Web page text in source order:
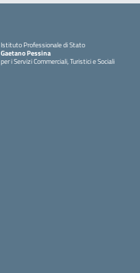
Istituto Professionale di Stato
Gaetano Pessina
per i Servizi Commerciali, Turistici e Sociali
— Visita la pagina iniziale della scuola